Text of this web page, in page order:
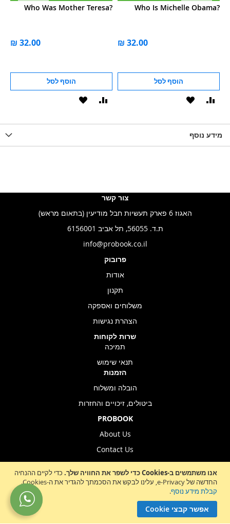
אנו משתמשים ב-Cookies כדי לשפר את החוויה שלך.
כדי לקיים ההנחיה
החדשה של e-Privacy, עלינו לבקש את הסכמתך להגדיר את ה-Cookies.
קבלת מידע נוסף.
אפשר קבצי Cookie
Who Was Mother Teresa?
הוסף לסל
הוסף
Who Is Michelle Obama?
הוסף לסל
הוסף
מידע נוסף
Sign
for
הרשמה לניוזלטר
צור קשר
האגוז 6 פארק תעשיות חבל מודיעין (בתאום מראש)
ת.ד. 56055, תל אביב 6156001
info@probook.co.il
פרובוק
אודות
תקנון
משלוחים ואספקה
הצהרת נגישות
שרות לקוחות
תמיכה
תנאי שימוש
הזמנות
הובלה ומשלוח
ביטולים, זיכויים והחזרות
PROBOOK
About Us
Contact Us
Store Location